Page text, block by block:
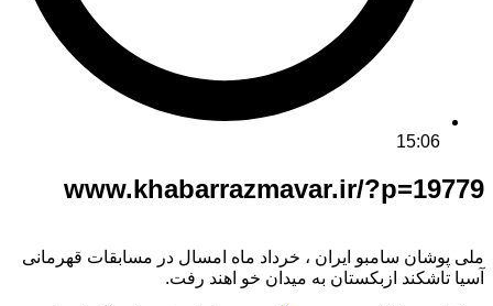
15:06
www.khabarrazmavar.ir/?p=19779
ملی پوشان سامبو ایران ، خرداد ماه امسال در مسابقات قهرمانی
آسیا تاشکند ازبکستان به میدان خو اهند رفت.